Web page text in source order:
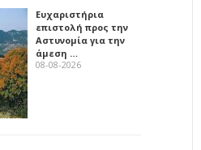
Ευχαριστήρια
επιστολή προς την
Αστυνομία για την
άμεση …
08-08-2026